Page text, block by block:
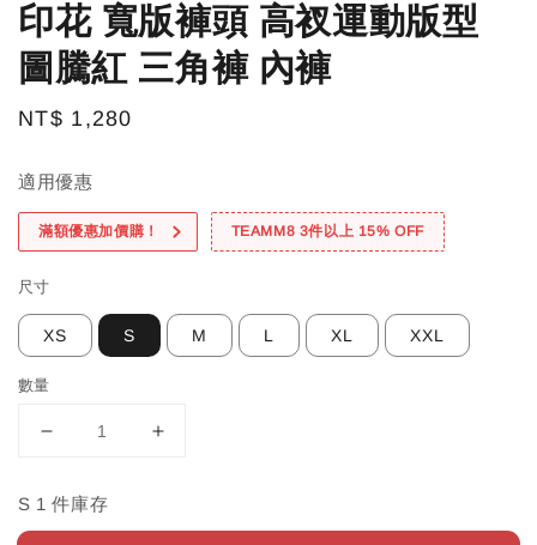
印花 寬版褲頭 高衩運動版型
圖騰紅 三角褲 內褲
Regular
NT$ 1,280
適用優惠
滿額優惠加價購！ TEAMM8 3件以上 15% OFF
尺寸
XS S M L XL XXL
數量
S 1 件庫存